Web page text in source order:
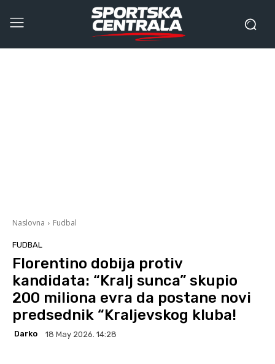
Naslovna Fudbal
FUDBAL
Florentino dobija protiv
kandidata: “Kralj sunca” skupio
200 miliona evra da postane novi
predsednik “Kraljevskog kluba!
Darko 18 May 2026. 14:28